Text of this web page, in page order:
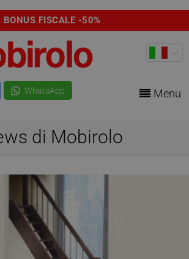
BONUS FISCALE -50%
WhatsApp Menu
di Mobirolo